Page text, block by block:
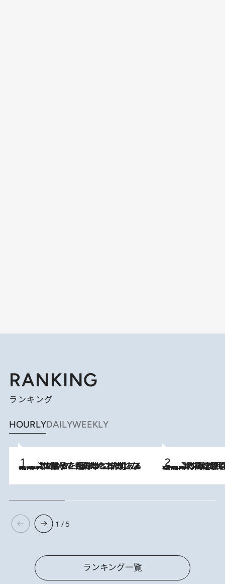
RANKING
ランキング
HOURLYDAILYWEEKLY
2026.8.5
【阿川佐和子さんの年とる力】なぜ70代で始めた趣味は“こんなに楽しい”のか？ ピアノ、俳句…スランプに陥っても続けられる“ある秘訣”とは 2026.8.7
「湘南乃風に憧れて」観客大盛上がりの“タオル回し”に、ラッパー顔負けの高速歌唱まで…さだまさし（74）のアグレッシブすぎる現在地
1 / 5
ランキング一覧